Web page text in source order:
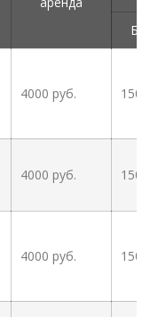
4000 руб.
4000 руб.
4000 руб.